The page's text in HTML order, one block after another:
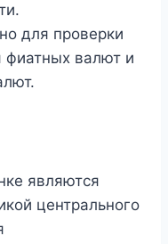
для проверки
фиатных валют и
являются
центрального